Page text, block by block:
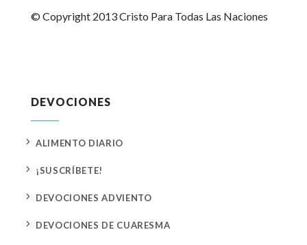
© Copyright 2013 Cristo Para Todas Las Naciones
DEVOCIONES
5 ALIMENTO DIARIO
5 ¡SUSCRÍBETE!
5 DEVOCIONES ADVIENTO
5 DEVOCIONES DE CUARESMA